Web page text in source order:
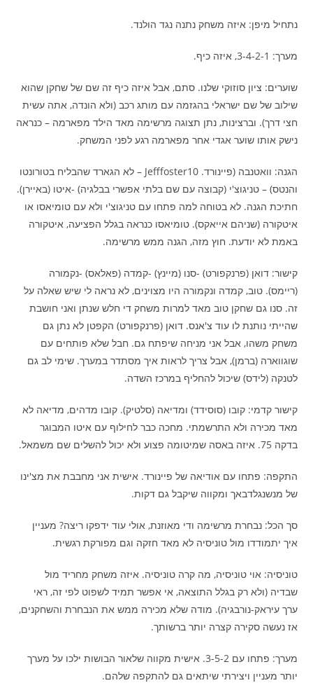
נתחיל מיפן: איזה משחק נתנה נגד הולנד.
מערך: 3-4-2-1, איזה כיף.
שוערים: ציון סוזוקי שלנו. סתם, אבל איזה כיף זה שם של שחקן שהוא
שילוב של שם ישראלי בהגזמה עם מותג רכב (ולא הונדה, אתה עשית
חצי דרך). וברצינות, נתן תצוגה מרשימה מאד הילד מפארמה – כנראה
נישק אותו שוער אגדי אחר מפארמה רגע לפני המשחק.
הגנה: וואטנבה (פיינורד. Jefffoster10 – לא הגארד שהבליח בטורונטו
והנטס) – טניגוצ'י (קבוצה עם שם בלתי אפשרי בבלגיה) -איטו (באיירן).
חתיכת הגנה. לא בטוחה למה פתחו עם טניגוצ'י ולא עם טומיאסו או
איטקורה (שניהם אייאקס). טומיאסו כנראה בגלל הפציעה, איטקורה
באמת לא יודעת. חוץ מזה, הגנה ממש מרשימה.
קישור: דואן (פרנקפורט) -סנו (מיינץ) -קמדה (פאלאס) -נקמורה
(ריימס). טוב, קמדה ונקמורה היו מצוינים, לא נראה לי שיש שאלה על
זה. סנו גם שחקן טוב מאד למרות משחק די חלש שנתן ואני חושבת
שהייתי נותנת לו עוד צ'אנס. דואן (פרנקפורט) הקפטן לא נתן גם
משחק משהו, אבל אני מניחה שיפתח גם. חבל שלא פותחים עם
שוגווארה (ברמן), אבל צריך לראות איך מסתדר במערך. שימי לב גם
לטנקה (לידס) שיכול להחליף במרכז השדה.
קישור קדמי: קובו (סוסידד) ומדיאה (סלטיק). קובו מדהים, מדיאה לא
מאד מכירה ולא התרשמתי. מחכה כבר לחילוף עם איטו המבוגר
בדקה 75. איזה באסה שמיטומה פצוע ולא יכול להשלים שם משמאל.
התקפה: פתחו עם אודיאה של פיינורד. אישית אני מחבבת את מצ'ינו
של מנשנגלדבאך ומקווה שיקבל גם דקות.
סך הכל: נבחרת מרשימה ודי מאוזנת, אולי עוד ידפקו ריצה? מעניין
איך יתמודדו מול טוניסיה לא מאד חזקה וגם מפורקת רגשית.
טוניסיה: אוי טוניסיה, מה קרה טוניסיה. איזה משחק מחריד מול
שבדיה (ולא רק בגלל התוצאה, אי אפשר תמיד לשפוט לפי זה, ראי
ערך עיראק-נורבגיה). מודה שלא מכירה ממש את הנבחרת והשחקנים,
אז נעשה סקירה קצרה יותר ברשותך.
מערך: פתחו עם 3-5-2. אישית מקווה שלאור הבושות ילכו על מערך
יותר מעניין ויצירתי שיתאים גם להתקפה שלהם.